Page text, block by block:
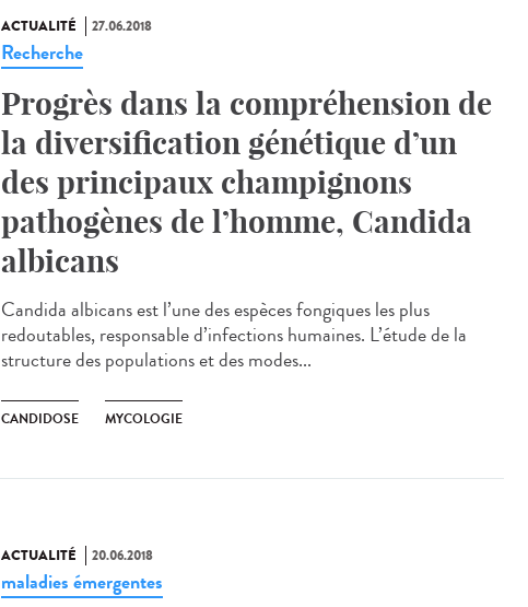
ACTUALITÉ 27.06.2018
Recherche
Progrès dans la compréhension de
la diversification génétique d’un
des principaux champignons
pathogènes de l’homme, Candida
albicans
Candida albicans est l’une des espèces fongiques les plus
redoutables, responsable d’infections humaines. L’étude de la
structure des populations et des modes...
CANDIDOSE MYCOLOGIE
ACTUALITÉ 20.06.2018
maladies émergentes